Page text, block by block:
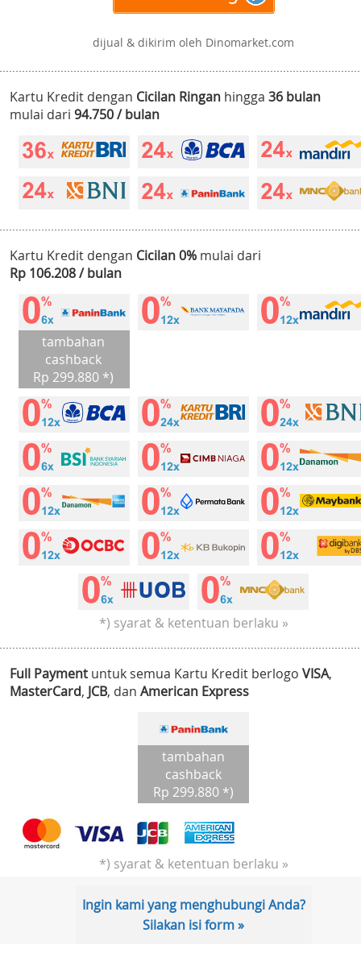
dijual & dikirim oleh Dinomarket.com
Kartu Kredit dengan Cicilan Ringan hingga 36 bulan
mulai dari 94.750 / bulan
Kartu Kredit dengan Cicilan 0% mulai dari
Rp 106.208 / bulan
tambahan
cashback
Rp 299.880 *)
*) syarat & ketentuan berlaku »
Full Payment untuk semua Kartu Kredit berlogo VISA,
MasterCard, JCB, dan American Express
tambahan
cashback
Rp 299.880 *)
*) syarat & ketentuan berlaku »
Ingin kami yang menghubungi Anda?
Silakan isi form »